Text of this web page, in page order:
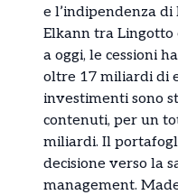
e l’indipendenza di
Elkann tra Lingotto
a oggi, le cessioni
oltre 17 miliardi di
investimenti sono
contenuti, per un
miliardi. Il
decisione verso la
management.